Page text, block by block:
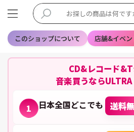
このショップについて 店舗&イベ
CD&レコード
音楽買うなら
1 日本全国どこでも 送料